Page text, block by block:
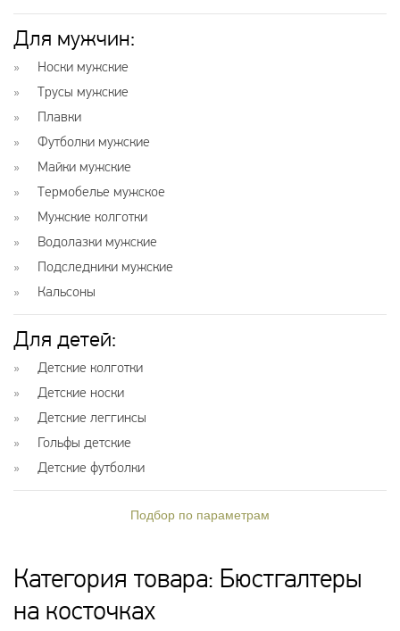
Для мужчин:
Носки мужские
Трусы мужские
Плавки
Футболки мужские
Майки мужские
Термобелье мужское
Мужские колготки
Водолазки мужские
Подследники мужские
Кальсоны
Для детей:
Детские колготки
Детские носки
Детские леггинсы
Гольфы детские
Детские футболки
Подбор по параметрам
Категория товара: Бюстгалтеры
на косточках